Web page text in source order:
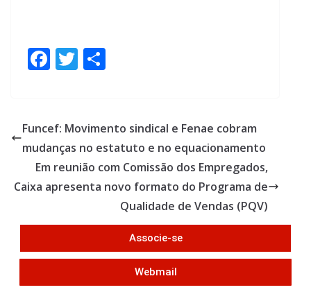
F
b
o
o
k
T
er e
Funcef: Movimento sindical e Fenae cobram
mudanças no estatuto e no equacionamento
Em reunião com Comissão dos Empregados,
Caixa apresenta novo formato do Programa de
Qualidade de Vendas (PQV)
Associe-se
Webmail